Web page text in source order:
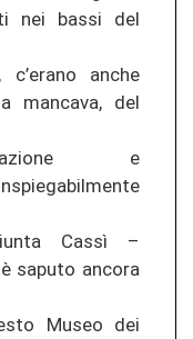
nei bassi del
anche
mancava, del
e
Cassì –
saputo ancora
Museo dei